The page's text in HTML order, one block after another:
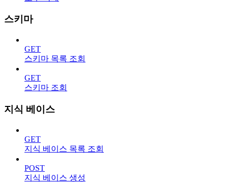
스키마
GET
스키마 목록 조회
GET
스키마 조회
지식 베이스
GET
지식 베이스 목록 조회
POST
지식 베이스 생성